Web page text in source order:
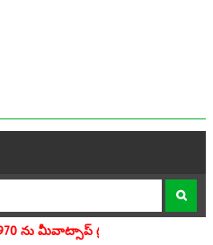
add చేయగలరు www.apedu.in.